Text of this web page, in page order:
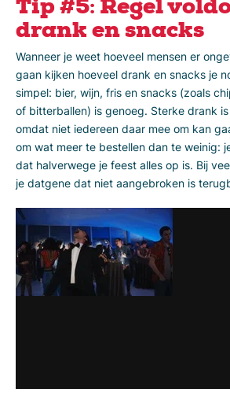
Tip #5: Regel
drank en snacks
Wanneer je weet hoeveel mensen er
gaan kijken hoeveel drank en snacks je
simpel: bier, wijn, fris en snacks (zoals
of bitterballen) is genoeg. Sterke drank
omdat niet iedereen daar mee om kan
om wat meer te bestellen dan te weinig:
dat halverwege je feest alles op is. Bij
je datgene dat niet aangebroken is